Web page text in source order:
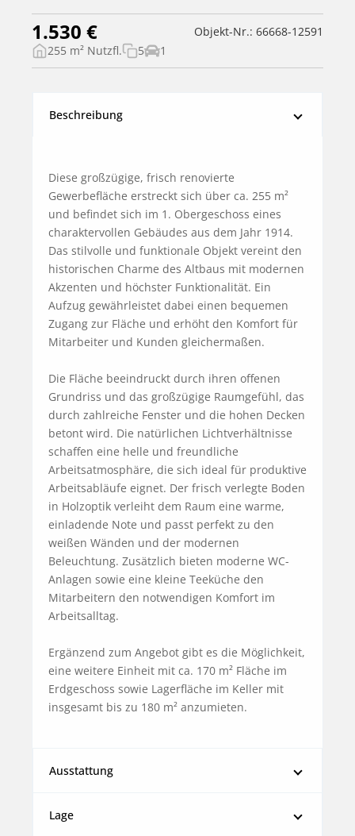
1.530 €
Objekt-Nr.: 66668-12591
255 m² Nutzfl.
5 1
Beschreibung
Diese großzügige, frisch renovierte
Gewerbefläche erstreckt sich über ca. 255 m²
und befindet sich im 1. Obergeschoss eines
charaktervollen Gebäudes aus dem Jahr 1914.
Das stilvolle und funktionale Objekt vereint den
historischen Charme des Altbaus mit modernen
Akzenten und höchster Funktionalität. Ein
Aufzug gewährleistet dabei einen bequemen
Zugang zur Fläche und erhöht den Komfort für
Mitarbeiter und Kunden gleichermaßen.
Die Fläche beeindruckt durch ihren offenen
Grundriss und das großzügige Raumgefühl, das
durch zahlreiche Fenster und die hohen Decken
betont wird. Die natürlichen Lichtverhältnisse
schaffen eine helle und freundliche
Arbeitsatmosphäre, die sich ideal für produktive
Arbeitsabläufe eignet. Der frisch verlegte Boden
in Holzoptik verleiht dem Raum eine warme,
einladende Note und passt perfekt zu den
weißen Wänden und der modernen
Beleuchtung. Zusätzlich bieten moderne WC-
Anlagen sowie eine kleine Teeküche den
Mitarbeitern den notwendigen Komfort im
Arbeitsalltag.
Ergänzend zum Angebot gibt es die Möglichkeit,
eine weitere Einheit mit ca. 170 m² Fläche im
Erdgeschoss sowie Lagerfläche im Keller mit
insgesamt bis zu 180 m² anzumieten.
Ausstattung
Lage